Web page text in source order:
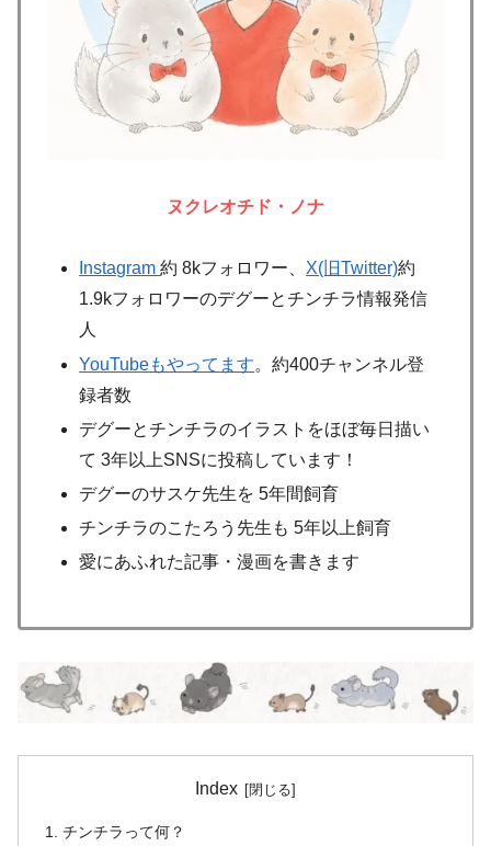
ヌクレオチド・ノナ
Instagram約 8kフォロワー、X(旧Twitter)約
1.9kフォロワーのデグーとチンチラ情報発信
人
YouTubeもやってます。約400チャンネル登
録者数
デグーとチンチラのイラストをほぼ毎日描い
て 3年以上SNSに投稿しています！
デグーのサスケ先生を 5年間飼育
チンチラのこたろう先生も 5年以上飼育
愛にあふれた記事・漫画を書きます
Index
チンチラって何？